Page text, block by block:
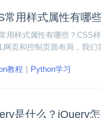
常用样式属性有哪
用样式属性有哪些？CSS
网页和控制页面布局，我
教程 Python学习
是什么？jQuery